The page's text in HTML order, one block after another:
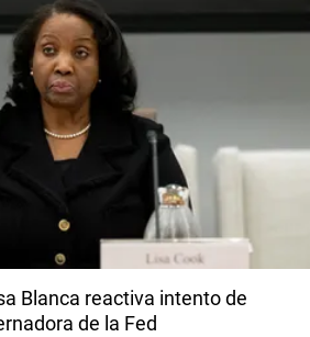
Blanca reactiva intento de
de la Fed